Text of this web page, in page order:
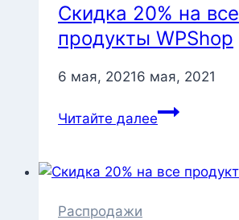
WPShop
Скидка 20% на все
продукты WPShop
6 мая, 20216 мая, 2021
Читайте далее
Скидка
20%
все
Распродажи